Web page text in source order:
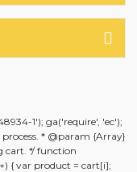
1'); ga('require', 'ec');
* @param {Array}
cart. */ function
{ var product = cart[i];